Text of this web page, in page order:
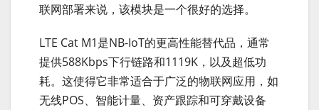
联网部署来说，该模块是一个很好的选择。
LTE Cat M1是NB-IoT的更高性能替代品，通常
提供588Kbps下行链路和1119K，以及超低功
耗。这使得它非常适合于广泛的物联网应用，如
无线POS、智能计量、资产跟踪和可穿戴设备